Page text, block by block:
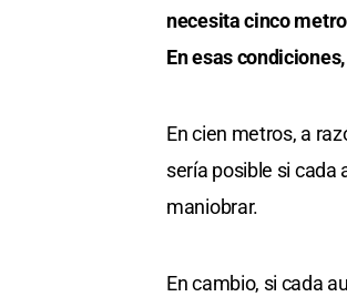
necesita cinco
En esas
En cien metros, a
sería posible si cada
maniobrar.
En cambio, si cada